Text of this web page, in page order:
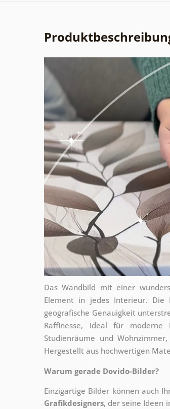
Das Wandbild mit einer
Element in jedes Interieur.
geografische Genauigkeit
Raffinesse, ideal für moderne
Studienräume und
Hergestellt aus hochwertigen
Warum gerade Dovido-Bilder?
Einzigartige Bilder können auch
Grafikdesigners, der seine Ideen